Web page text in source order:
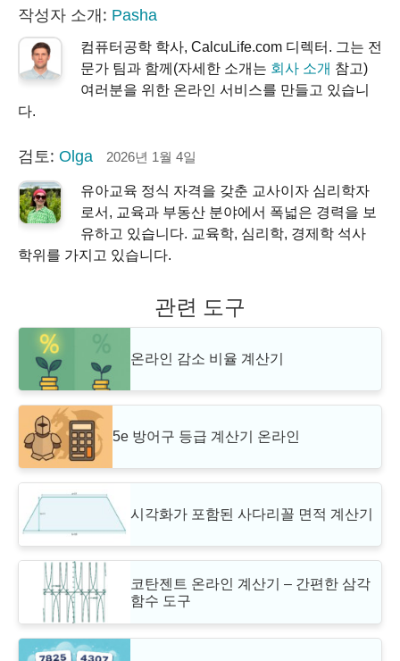
작성자 소개: Pasha
컴퓨터공학 학사, CalcuLife.com 디렉터. 그는 전
문가 팀과 함께(자세한 소개는 회사 소개 참고)
여러분을 위한 온라인 서비스를 만들고 있습니
다.
검토: Olga 2026년 1월 4일
유아교육 정식 자격을 갖춘 교사이자 심리학자
로서, 교육과 부동산 분야에서 폭넓은 경력을 보
유하고 있습니다. 교육학, 심리학, 경제학 석사
학위를 가지고 있습니다.
관련 도구
온라인 감소 비율 계산기
5e 방어구 등급 계산기 온라인
시각화가 포함된 사다리꼴 면적 계산기
코탄젠트 온라인 계산기 – 간편한 삼각
함수 도구